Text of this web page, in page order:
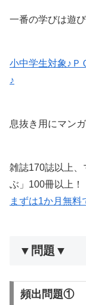
一番の学びは遊び
小中学生対象♪Ｐ
♪
息抜き用にマンガ
雑誌170誌以上、
ぶ」100冊以上！
まずは1か月無料
▼問題▼
頻出問題①